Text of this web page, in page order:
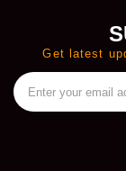
Get latest